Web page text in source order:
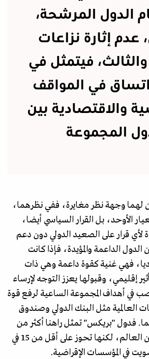
الدول المرشحة،
عدم إثارة نزاعات
فيتمثل في
في المواقف
والاقتصادية بين
المجموعة
لهما وجهة نظر مغايرة، ففي نظرهما،
الأوحد، بل القرار السياسي أيضا،
قرار على الصعيد الدولي دون دعم
الداعمة والمؤيدة، فإذا كانت
فهي غنية كقوة داعمة وهي ذات
إقليمي، وقبولها يعزز التوجه لإرساء
في أهداف المجموعة الساعية لرفع قوة
العالمية مثل البنك الدولي وصندوق
فدول "بريكس" تمثل راهنا أكثر من
40 في المئة من سكان العالم، لكنها تحوز على أقل من 15 في
في المؤسسات الإقراضية.